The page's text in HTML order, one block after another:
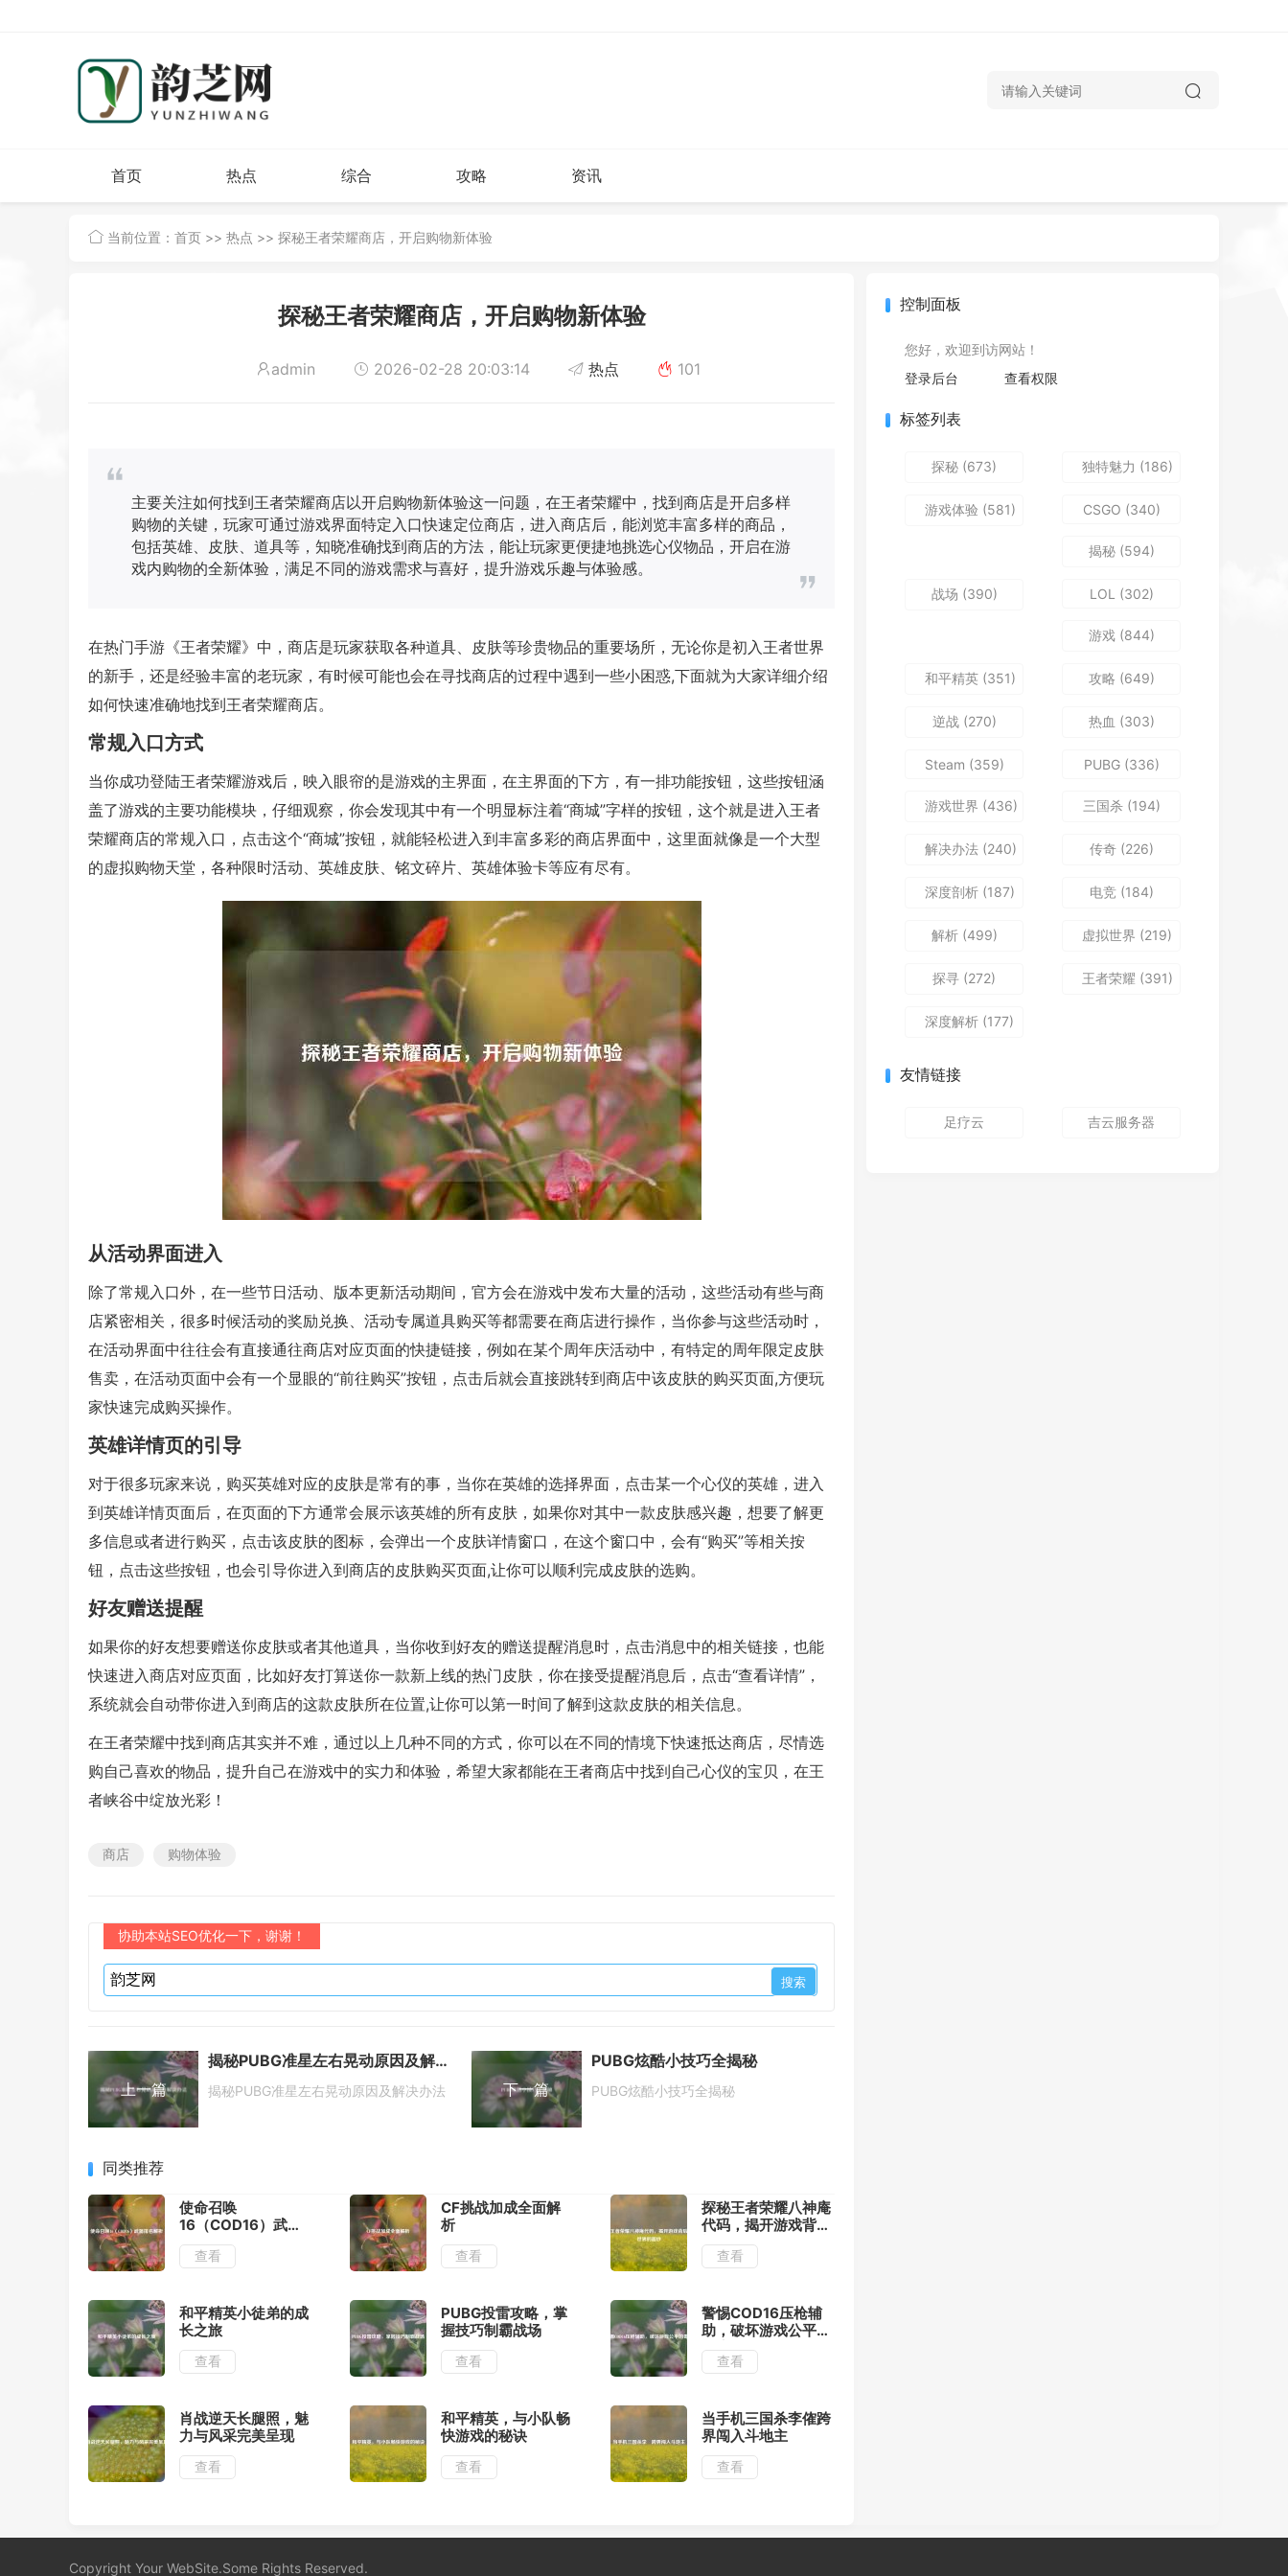
首页 热点 综合 攻略 资讯
当前位置： 首页 >> 热点 >> 探秘王者荣耀商店，开启购物新体验
探秘王者荣耀商店，开启购物新体验
admin 2026-02-28 20:03:14 热点 101
主要关注如何找到王者荣耀商店以开启购物新体验这一问题，在王者荣耀中，找到商店是开启多样
购物的关键，玩家可通过游戏界面特定入口快速定位商店，进入商店后，能浏览丰富多样的商品，
包括英雄、皮肤、道具等，知晓准确找到商店的方法，能让玩家更便捷地挑选心仪物品，开启在游
戏内购物的全新体验，满足不同的游戏需求与喜好，提升游戏乐趣与体验感。
在热门手游《王者荣耀》中，商店是玩家获取各种道具、皮肤等珍贵物品的重要场所，无论你是初入王者世界
的新手，还是经验丰富的老玩家，有时候可能也会在寻找商店的过程中遇到一些小困惑,下面就为大家详细介绍
如何快速准确地找到王者荣耀商店。
常规入口方式
当你成功登陆王者荣耀游戏后，映入眼帘的是游戏的主界面，在主界面的下方，有一排功能按钮，这些按钮涵
盖了游戏的主要功能模块，仔细观察，你会发现其中有一个明显标注着“商城”字样的按钮，这个就是进入王者
荣耀商店的常规入口，点击这个“商城”按钮，就能轻松进入到丰富多彩的商店界面中，这里面就像是一个大型
的虚拟购物天堂，各种限时活动、英雄皮肤、铭文碎片、英雄体验卡等应有尽有。
从活动界面进入
除了常规入口外，在一些节日活动、版本更新活动期间，官方会在游戏中发布大量的活动，这些活动有些与商
店紧密相关，很多时候活动的奖励兑换、活动专属道具购买等都需要在商店进行操作，当你参与这些活动时，
在活动界面中往往会有直接通往商店对应页面的快捷链接，例如在某个周年庆活动中，有特定的周年限定皮肤
售卖，在活动页面中会有一个显眼的“前往购买”按钮，点击后就会直接跳转到商店中该皮肤的购买页面,方便玩
家快速完成购买操作。
英雄详情页的引导
对于很多玩家来说，购买英雄对应的皮肤是常有的事，当你在英雄的选择界面，点击某一个心仪的英雄，进入
到英雄详情页面后，在页面的下方通常会展示该英雄的所有皮肤，如果你对其中一款皮肤感兴趣，想要了解更
多信息或者进行购买，点击该皮肤的图标，会弹出一个皮肤详情窗口，在这个窗口中，会有“购买”等相关按
钮，点击这些按钮，也会引导你进入到商店的皮肤购买页面,让你可以顺利完成皮肤的选购。
好友赠送提醒
如果你的好友想要赠送你皮肤或者其他道具，当你收到好友的赠送提醒消息时，点击消息中的相关链接，也能
快速进入商店对应页面，比如好友打算送你一款新上线的热门皮肤，你在接受提醒消息后，点击“查看详情”，
系统就会自动带你进入到商店的这款皮肤所在位置,让你可以第一时间了解到这款皮肤的相关信息。
在王者荣耀中找到商店其实并不难，通过以上几种不同的方式，你可以在不同的情境下快速抵达商店，尽情选
购自己喜欢的物品，提升自己在游戏中的实力和体验，希望大家都能在王者商店中找到自己心仪的宝贝，在王
者峡谷中绽放光彩！
商店 购物体验
协助本站SEO优化一下，谢谢！
上一篇
揭秘PUBG准星左右晃动原因及解决办法
揭秘PUBG准星左右晃动原因及解决办法 下一篇
PUBG炫酷小技巧全揭秘
PUBG炫酷小技巧全揭秘
同类推荐
使命召唤
16（COD16）武器
排名解析
查看
CF挑战加成全面解
析
查看
探秘王者荣耀八神庵
代码，揭开游戏背后
神秘世界的面纱
查看
和平精英小徒弟的成
长之旅
查看
PUBG投雷攻略，掌
握技巧制霸战场
查看
警惕COD16压枪辅
助，破坏游戏公平的
毒瘤
查看
肖战逆天长腿照，魅
力与风采完美呈现
查看
和平精英，与小队畅
快游戏的秘诀
查看
当手机三国杀李傕跨
界闯入斗地主
查看
控制面板
您好，欢迎到访网站！
登录后台
查看权限
标签列表
探秘 (673) 独特魅力 (186)
游戏体验 (581) CSGO (340)
揭秘(594)
战场 (390) LOL (302)
游戏(844)
和平精英 (351) 攻略 (649)
逆战(270) 热血 (303)
Steam (359) PUBG(336)
游戏世界 (436) 三国杀(194)
解决办法 (240) 传奇(226)
深度剖析 (187) 电竞(184)
解析(499) 虚拟世界 (219)
探寻 (272) 王者荣耀 (391)
深度解析 (177)
友情链接
足疗云 吉云服务器
Copyright Your WebSite.Some Rights Reserved.